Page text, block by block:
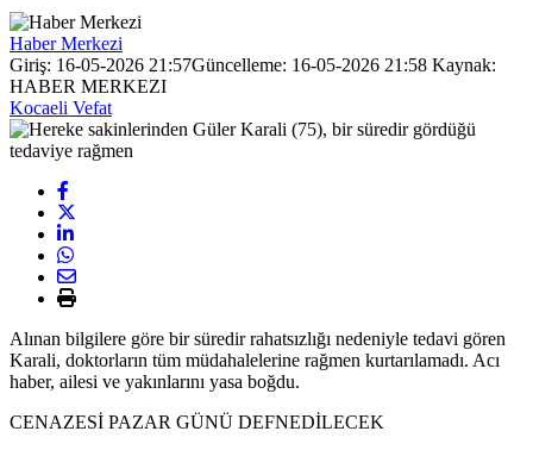
Haber Merkezi
Giriş: 16-05-2026 21:57Güncelleme: 16-05-2026 21:58 Kaynak:
HABER MERKEZI
Kocaeli Vefat
Alınan bilgilere göre bir süredir rahatsızlığı nedeniyle tedavi gören
Karali, doktorların tüm müdahalelerine rağmen kurtarılamadı. Acı
haber, ailesi ve yakınlarını yasa boğdu.
CENAZESİ PAZAR GÜNÜ DEFNEDİLECEK